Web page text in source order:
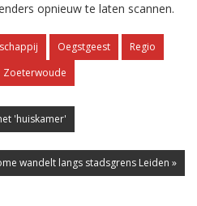
opnieuw te laten scannen.
Oegstgeest
Regio
Zoeterwoude
'huiskamer'
wandelt langs stadsgrens Leiden »